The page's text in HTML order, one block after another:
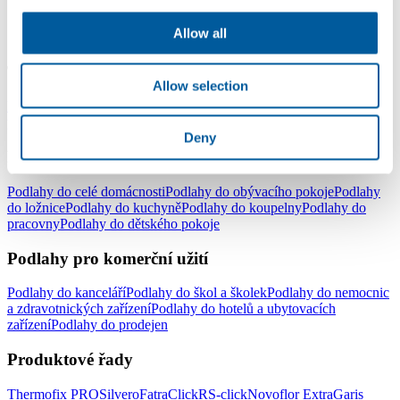
Allow all
Allow selection
Deny
YouTube Instagram
Typy podlah
Lepené vinylové podlahyPlovoucí vinylové podlahy - clickVinylové
podlahy v rolíchElektrostatické podlahy
Podlahy pro domácnost
Podlahy do celé domácnostiPodlahy do obývacího pokojePodlahy
do ložnicePodlahy do kuchyněPodlahy do koupelnyPodlahy do
pracovnyPodlahy do dětského pokoje
Podlahy pro komerční užití
Podlahy do kanceláříPodlahy do škol a školekPodlahy do nemocnic
a zdravotnických zařízeníPodlahy do hotelů a ubytovacích
zařízeníPodlahy do prodejen
Produktové řady
Thermofix PROSilveroFatraClickRS-clickNovoflor ExtraGaris